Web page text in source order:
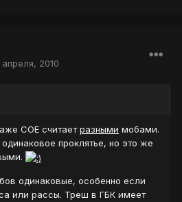
апреля, 2010
СОЕ считаетразными мобами.
проклятье, но это же
одинаковые, особенно если
или рассы. Треш в ГБК имеет